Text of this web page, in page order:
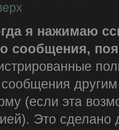
я нажимаю
сообщения,
(если эта
Это сделано